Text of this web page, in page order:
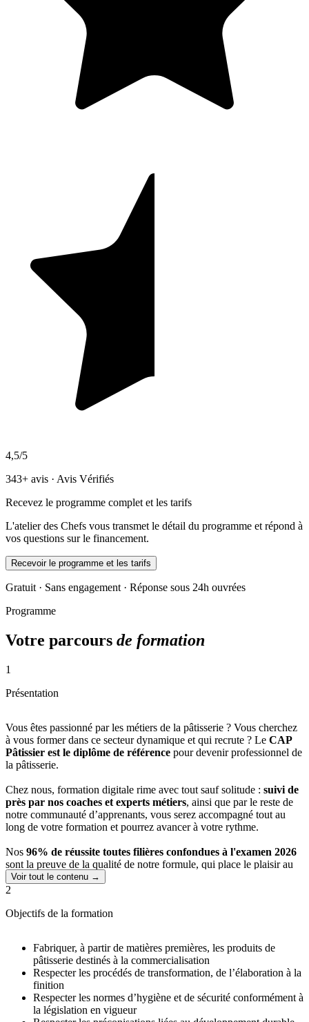
4,5/5
343+ avis · Avis Vérifiés
Recevez le programme complet et les tarifs
L'atelier des Chefs vous transmet le détail du programme et répond à
vos questions sur le financement.
Recevoir le programme et les tarifs
Gratuit · Sans engagement · Réponse sous 24h ouvrées
Programme
Votre parcours de formation
1
Présentation
Vous êtes passionné par les métiers de la pâtisserie ? Vous cherchez
à vous former dans ce secteur dynamique et qui recrute ? Le CAP
Pâtissier est le diplôme de référence pour devenir professionnel de
la pâtisserie.
Chez nous, formation digitale rime avec tout sauf solitude : suivi de
près par nos coaches et experts métiers, ainsi que par le reste de
notre communauté d’apprenants, vous serez accompagné tout au
long de votre formation et pourrez avancer à votre rythme.
Nos 96% de réussite toutes filières confondues à l'examen 2026
sont la preuve de la qualité de notre formule, qui place le plaisir au
cœur de l'apprentissage grâce à des formats variés et interactifs.
Voir tout le contenu →
2
Objectifs de la formation
Fabriquer, à partir de matières premières, les produits de
pâtisserie destinés à la commercialisation
Respecter les procédés de transformation, de l’élaboration à la
finition
Respecter les normes d’hygiène et de sécurité conformément à
la législation en vigueur